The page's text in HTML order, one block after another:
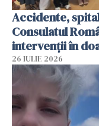
Accidente,
Consulatul
intervenții în
26 IULIE 2026